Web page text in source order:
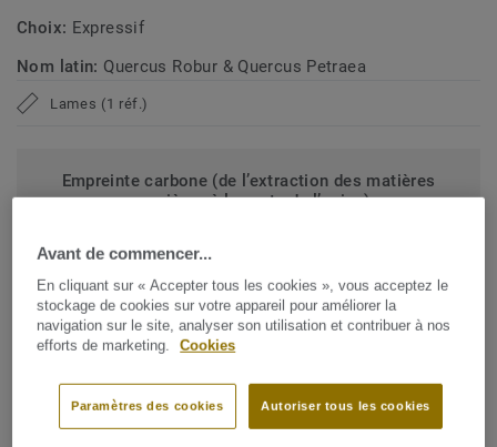
Choix: Expressif
Nom latin: Quercus Robur & Quercus Petraea
Lames (1 réf.)
Empreinte carbone (de l’extraction des matières
premières à la porte de l’usine)
Ajouter au comparateur
Avant de commencer...
En cliquant sur « Accepter tous les cookies », vous acceptez le
stockage de cookies sur votre appareil pour améliorer la
navigation sur le site, analyser son utilisation et contribuer à nos
efforts de marketing.
Cookies
Autoriser tous les cookies
Paramètres des cookies